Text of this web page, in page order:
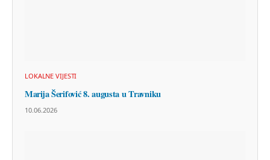
LOKALNE VIJESTI
Marija Šerifović 8. augusta u Travniku
10.06.2026